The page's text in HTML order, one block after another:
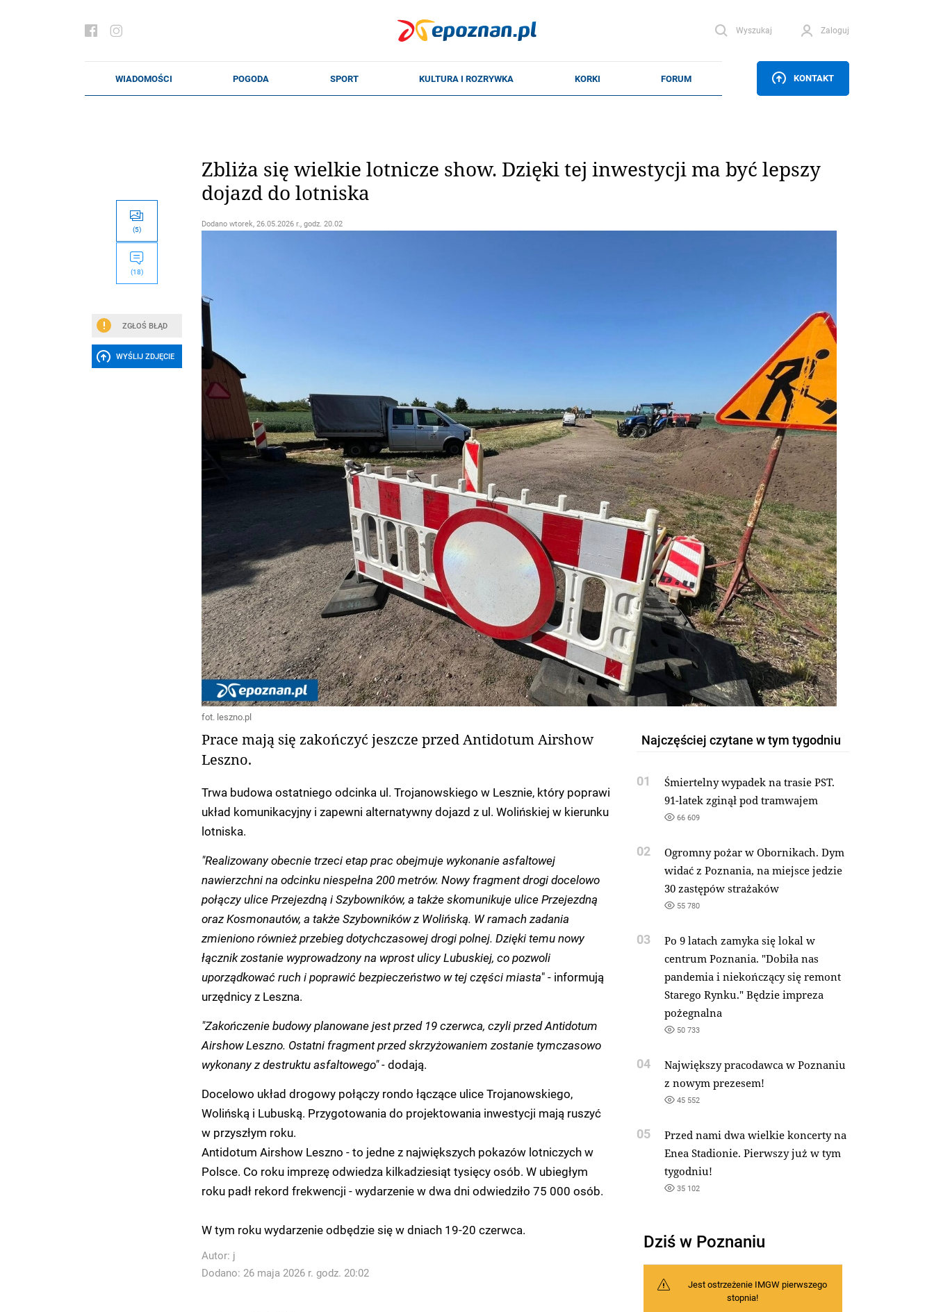
Wyszukaj Zaloguj
KONTAKT
(5)
(18)
ZGŁOŚ BŁĄD
WYŚLIJ ZDJĘCIE
Zbliża się wielkie lotnicze show. Dzięki tej inwestycji ma być lepszy
dojazd do lotniska
Dodano wtorek, 26.05.2026 r., godz. 20.02
fot. leszno.pl
Prace mają się zakończyć jeszcze przed Antidotum Airshow
Leszno.
Trwa budowa ostatniego odcinka ul. Trojanowskiego w Lesznie, który poprawi
układ komunikacyjny i zapewni alternatywny dojazd z ul. Wolińskiej w kierunku
lotniska.
"Realizowany obecnie trzeci etap prac obejmuje wykonanie asfaltowej
nawierzchni na odcinku niespełna 200 metrów. Nowy fragment drogi docelowo
połączy ulice Przejezdną i Szybowników, a także skomunikuje ulice Przejezdną
oraz Kosmonautów, a także Szybowników z Wolińską. W ramach zadania
zmieniono również przebieg dotychczasowej drogi polnej. Dzięki temu nowy
łącznik zostanie wyprowadzony na wprost ulicy Lubuskiej, co pozwoli
uporządkować ruch i poprawić bezpieczeństwo w tej części miasta" - informują
urzędnicy z Leszna.
"Zakończenie budowy planowane jest przed 19 czerwca, czyli przed Antidotum
Airshow Leszno. Ostatni fragment przed skrzyżowaniem zostanie tymczasowo
wykonany z destruktu asfaltowego" -dodają.
Docelowo układ drogowy połączy rondo łączące ulice Trojanowskiego,
Wolińską i Lubuską. Przygotowania do projektowania inwestycji mają ruszyć
w przyszłym roku.
Antidotum Airshow Leszno - to jedne z największych pokazów lotniczych w
Polsce. Co roku imprezę odwiedza kilkadziesiąt tysięcy osób. W ubiegłym
roku padł rekord frekwencji - wydarzenie w dwa dni odwiedziło 75 000 osób.
W tym roku wydarzenie odbędzie się w dniach 19-20 czerwca.
Autor: j
Dodano: 26 maja 2026 r. godz. 20:02
Najczęściej czytane w tym tygodniu
01
Śmiertelny wypadek na trasie PST.
91-latek zginął pod tramwajem
66 609
02
Ogromny pożar w Obornikach. Dym
widać z Poznania, na miejsce jedzie
30 zastępów strażaków
55 780
03
Po 9 latach zamyka się lokal w
centrum Poznania. "Dobiła nas
pandemia i niekończący się remont
Starego Rynku." Będzie impreza
pożegnalna
50 733
04
Największy pracodawca w Poznaniu
z nowym prezesem!
45 552
05
Przed nami dwa wielkie koncerty na
Enea Stadionie. Pierwszy już w tym
tygodniu!
35 102
Dziś w Poznaniu
Jest ostrzeżenie IMGW pierwszego
stopnia!